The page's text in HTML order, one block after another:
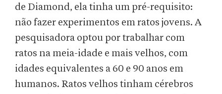
de Diamond, ela tinha um pré-requisito:
não fazer experimentos em ratos jovens. A
pesquisadora optou por trabalhar com
ratos na meia-idade e mais velhos, com
idades equivalentes a 60 e 90 anos em
humanos. Ratos velhos tinham cérebros